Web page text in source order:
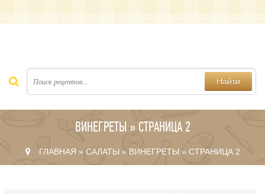
Найти
ВИНЕГРЕТЫ » СТРАНИЦА 2
ГЛАВНАЯ » САЛАТЫ» ВИНЕГРЕТЫ» СТРАНИЦА 2